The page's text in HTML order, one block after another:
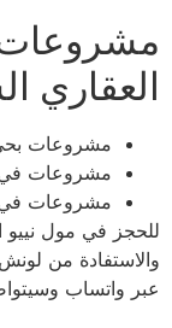
مشروعات
العقاري
مشروعات
مشروعات في
مشروعات في
والاستفادة من لونش
عبر واتساب